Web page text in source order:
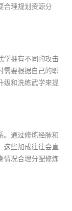
合理规划资源分
学拥有不同的攻击
需要根据自己的职
级和洗练武学来提
。通过修炼经脉和
这些加成往往会直
情况合理分配修炼